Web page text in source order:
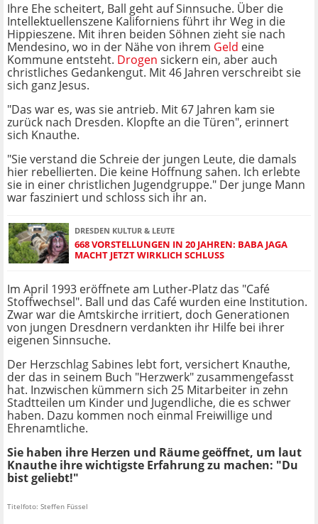
Ihre Ehe scheitert, Ball geht auf Sinnsuche. Über die
Intellektuellenszene Kaliforniens führt ihr Weg in die
Hippieszene. Mit ihren beiden Söhnen zieht sie nach
Mendesino, wo in der Nähe von ihrem Geld eine
Kommune entsteht. Drogen sickern ein, aber auch
christliches Gedankengut. Mit 46 Jahren verschreibt sie
sich ganz Jesus.
"Das war es, was sie antrieb. Mit 67 Jahren kam sie
zurück nach Dresden. Klopfte an die Türen", erinnert
sich Knauthe.
"Sie verstand die Schreie der jungen Leute, die damals
hier rebellierten. Die keine Hoffnung sahen. Ich erlebte
sie in einer christlichen Jugendgruppe." Der junge Mann
war fasziniert und schloss sich ihr an.
DRESDEN KULTUR & LEUTE
668 VORSTELLUNGEN IN 20 JAHREN: BABA JAGA
MACHT JETZT WIRKLICH SCHLUSS
Im April 1993 eröffnete am Luther-Platz das "Café
Stoffwechsel". Ball und das Café wurden eine Institution.
Zwar war die Amtskirche irritiert, doch Generationen
von jungen Dresdnern verdankten ihr Hilfe bei ihrer
eigenen Sinnsuche.
Der Herzschlag Sabines lebt fort, versichert Knauthe,
der das in seinem Buch "Herzwerk" zusammengefasst
hat. Inzwischen kümmern sich 25 Mitarbeiter in zehn
Stadtteilen um Kinder und Jugendliche, die es schwer
haben. Dazu kommen noch einmal Freiwillige und
Ehrenamtliche.
Sie haben ihre Herzen und Räume geöffnet, um laut
Knauthe ihre wichtigste Erfahrung zu machen: "Du
bist geliebt!"
Titelfoto: Steffen Füssel